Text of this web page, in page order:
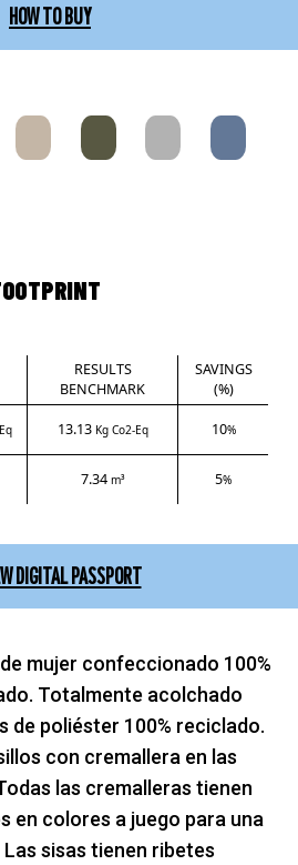
HOW TO BUY
RESULTS
BENCHMARK
SAVINGS
(%)
13.13 Kg Co2-Eq 10%
7.34 m³ 5%
DIGITAL PASSPORT
mujer confeccionado 100%
Totalmente acolchado
de poliéster 100% reciclado.
con cremallera en las
las cremalleras tienen
en colores a juego para una
sisas tienen ribetes